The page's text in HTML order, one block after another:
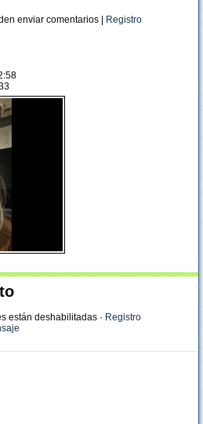
enviar comentarios | Registro
están deshabilitadas · Registro